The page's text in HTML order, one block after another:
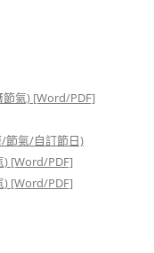
節氣) [Word/PDF]
節氣/自訂節日)
) [Word/PDF]
) [Word/PDF]